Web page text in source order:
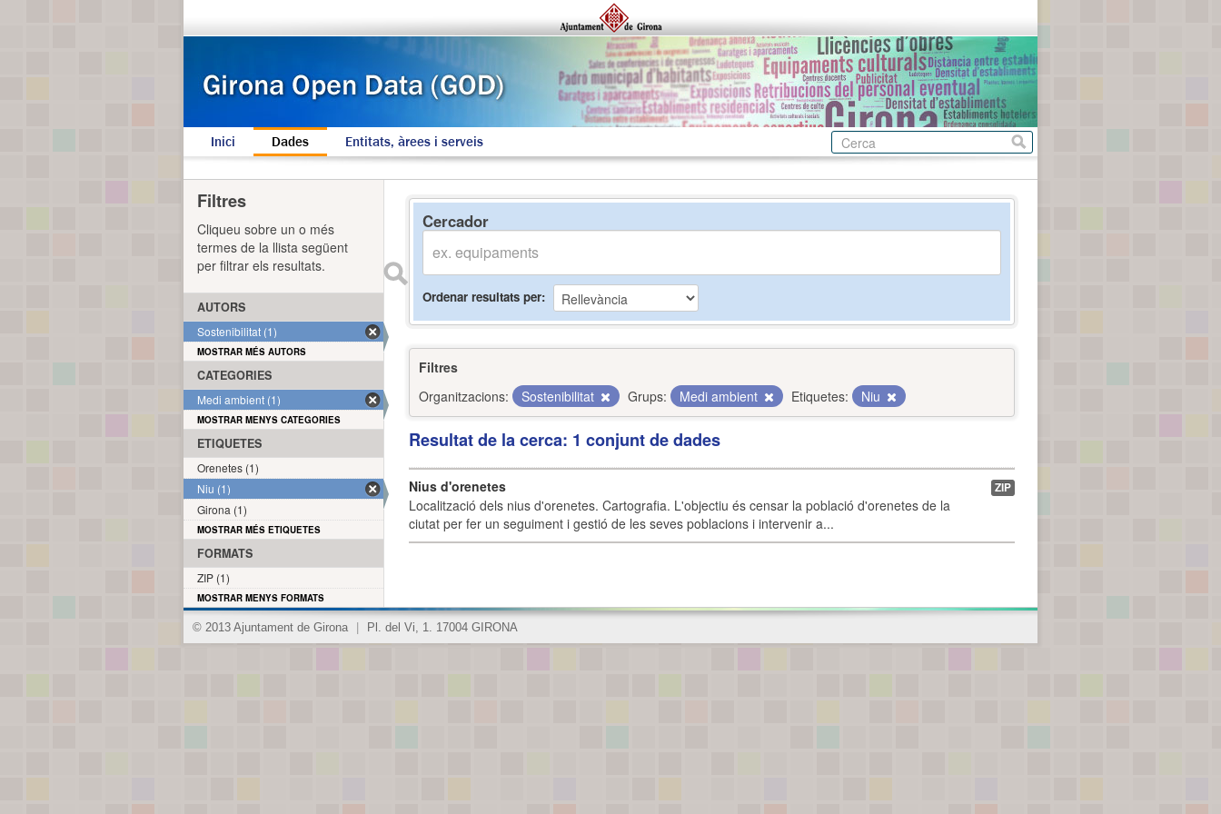
Inici Dades Entitats, àrees i serveis
Cercador
Ordenar resultats per
Filtres
Organitzacions:
Sostenibilitat Grups: Medi ambient Etiquetes: Niu
Resultat de la cerca: 1 conjunt de dades
Nius d'orenetes
Localització dels nius d'orenetes. Cartografia. L'objectiu és censar la població d'orenetes de la
ciutat per fer un seguiment i gestió de les seves poblacions i intervenir a...
ZIP
Filtres
Cliqueu sobre un o més
termes de la llista següent
per filtrar els resultats.
AUTORS
Sostenibilitat (1)
MOSTRAR MÉS AUTORS
CATEGORIES
Medi ambient (1)
MOSTRAR MENYS CATEGORIES
ETIQUETES
Orenetes (1)
Niu (1)
Girona (1)
MOSTRAR MÉS ETIQUETES
FORMATS
ZIP (1)
MOSTRAR MENYS FORMATS
© 2013 Ajuntament de Girona Pl. del Vi, 1. 17004 GIRONA